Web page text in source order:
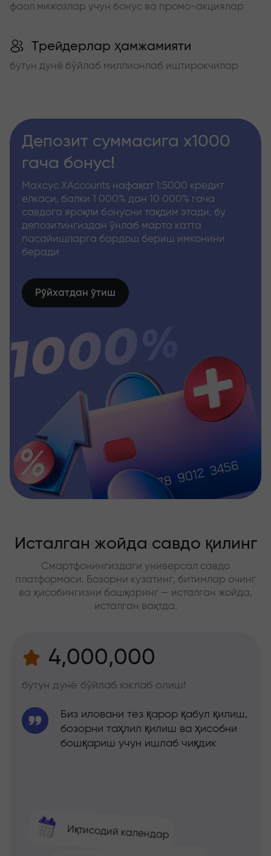
фаол мижозлар учун бонус ва промо-акциялар
Трейдерлар ҳамжамияти
бутун дунё бўйлаб миллионлаб иштирокчилар
Депозит суммасига x1000
гача бонус!
Махсус XAccounts нафақат 1:5000 кредит
елкаси, балки 1 000% дан 10 000% гача
савдога яроқли бонусни тақдим этади, бу
депозитингиздан ўнлаб марта катта
пасайишларга бардош бериш имконини
беради
Рўйхатдан ўтиш
Исталган жойда савдо қилинг
Смартфонингиздаги универсал савдо
платформаси. Бозорни кузатинг, битимлар очинг
ва ҳисобингизни бошқаринг — исталган жойда,
исталган вақтда.
4,000,000
бутун дунё бўйлаб юклаб олиш!
Иқтисодий календар
Биз иловани тез қарор қабул қилиш,
бозорни таҳлил қилиш ва ҳисобни
бошқариш учун ишлаб чиқдик